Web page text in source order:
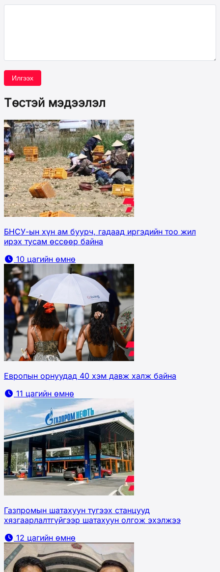
Илгээх
Төстэй мэдээлэл
БНСУ-ын хүн ам буурч, гадаад иргэдийн тоо жил
ирэх тусам өссөөр байна
10 цагийн өмнө
Европын орнуудад 40 хэм давж халж байна
11 цагийн өмнө
Газпромын шатахуун түгээх станцууд
хязгаарлалтгүйгээр шатахуун олгож эхэлжээ
12 цагийн өмнө